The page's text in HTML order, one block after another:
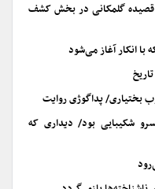
قصیده گلمکانی در بخش کشف
انکار آغاز می‌شود
بختیاری/ پداگوژی روایت
خسرو شکیبایی بود/ دیداری که